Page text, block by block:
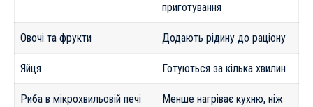
приготування
Овочі та фрукти Додають рідину до раціону
Яйця Готуються за кілька хвилин
Риба в мікрохвильовій печі
Менше нагріває кухню, ніж